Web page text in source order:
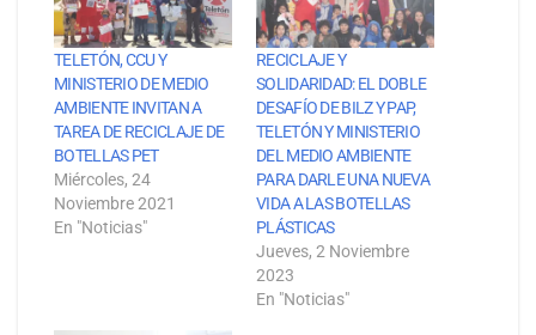
TELETÓN, CCU Y
MINISTERIO DE MEDIO
AMBIENTE INVITAN A
TAREA DE RECICLAJE DE
BOTELLAS PET
Miércoles, 24
Noviembre 2021
En "Noticias"
RECICLAJE Y
SOLIDARIDAD: EL DOBLE
DESAFÍO DE BILZ Y PAP,
TELETÓN Y MINISTERIO
DEL MEDIO AMBIENTE
PARA DARLE UNA NUEVA
VIDA A LAS BOTELLAS
PLÁSTICAS
Jueves, 2 Noviembre
2023
En "Noticias"